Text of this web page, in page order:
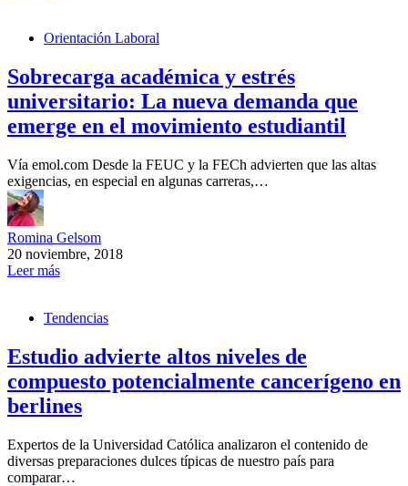
Orientación Laboral
Sobrecarga académica y estrés
universitario: La nueva demanda que
emerge en el movimiento estudiantil
Vía emol.com Desde la FEUC y la FECh advierten que las altas
exigencias, en especial en algunas carreras,…
Romina Gelsom
20 noviembre, 2018
Leer más
Tendencias
Estudio advierte altos niveles de
compuesto potencialmente cancerígeno en
berlines
Expertos de la Universidad Católica analizaron el contenido de
diversas preparaciones dulces típicas de nuestro país para
comparar…